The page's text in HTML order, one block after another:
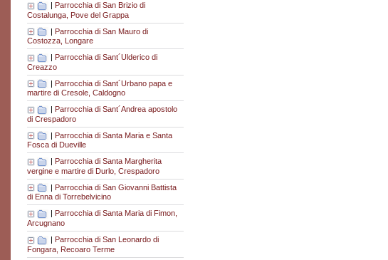
| Parrocchia di San Brizio di
Costalunga, Pove del Grappa
| Parrocchia di San Mauro di
Costozza, Longare
Parrocchia di Sant´Ulderico di
Creazzo
| Parrocchia di Sant´Urbano papa e
martire di Cresole, Caldogno
Parrocchia di Sant´Andrea apostolo
di Crespadoro
| Parrocchia di Santa Maria e Santa
Fosca di Dueville
Parrocchia di Santa Margherita
vergine e martire di Durlo, Crespadoro
| Parrocchia di San Giovanni Battista
di Enna di Torrebelvicino
Parrocchia di Santa Maria di Fimon,
Arcugnano
| Parrocchia di San Leonardo di
Fongara, Recoaro Terme